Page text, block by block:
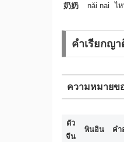
奶奶
nǎi nai ไ
คำเรียกญ
ความหมายข
ตัว
จีน
พินอิน คำ